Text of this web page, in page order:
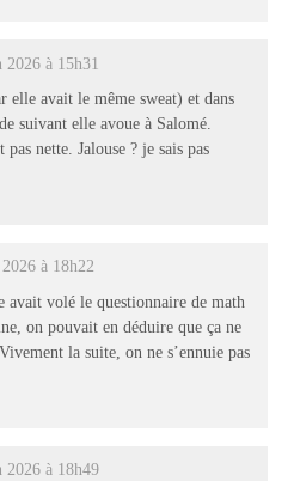
à 15h31
elle avait le même sweat) et dans
suivant elle avoue à Salomé.
nette. Jalouse ? je sais pas
à 18h22
avait volé le questionnaire de math
on pouvait en déduire que ça ne
la suite, on ne s’ennuie pas
2026 à 18h49